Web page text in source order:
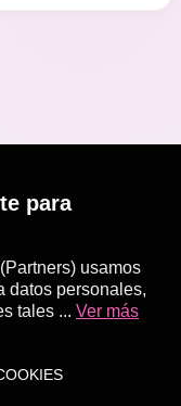
para
usamos
datos personales,
tales ... Ver más